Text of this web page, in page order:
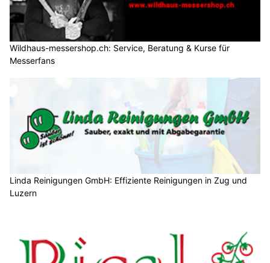
Wildhaus-messershop.ch: Service, Beratung & Kurse für
Messerfans
Linda Reinigungen GmbH: Effiziente Reinigungen in Zug und
Luzern